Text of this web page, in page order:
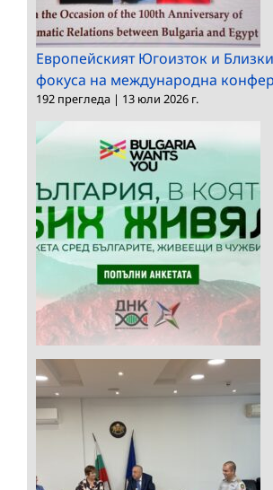
Европейският Югоизток и
фокуса на международна
192 прегледа | 13 юли 2026 г.